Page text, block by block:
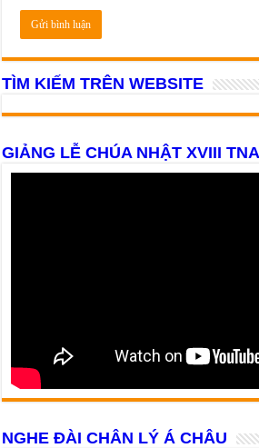
TÌM KIẾM TRÊN WEBSITE
GIẢNG LỄ CHÚA NHẬT XVIII TNA
NGHE ĐÀI CHÂN LÝ Á CHÂU